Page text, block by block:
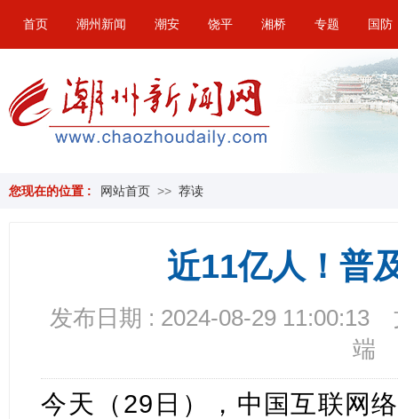
首页 潮州新闻 潮安 饶平 湘桥 专题 国防
您现在的位置 : 网站首页 >> 荐读
近11亿人！普
发布日期 : 2024-08-29 11:00:13
端
今天（29日）， 中国互联网